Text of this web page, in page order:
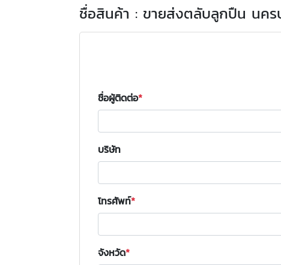
ชื่อสินค้า : ขายส่งตลับลูกปืน นค
ชื่อผู้ติดต่อ
บริษัท
โทรศัพท์
จังหวัด